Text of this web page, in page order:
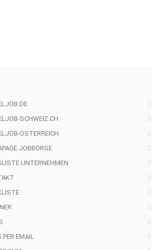
SCHWEIZ.CH
ÖSTERREICH
JOBBÖRSE
UNTERNEHMEN
PER EMAIL